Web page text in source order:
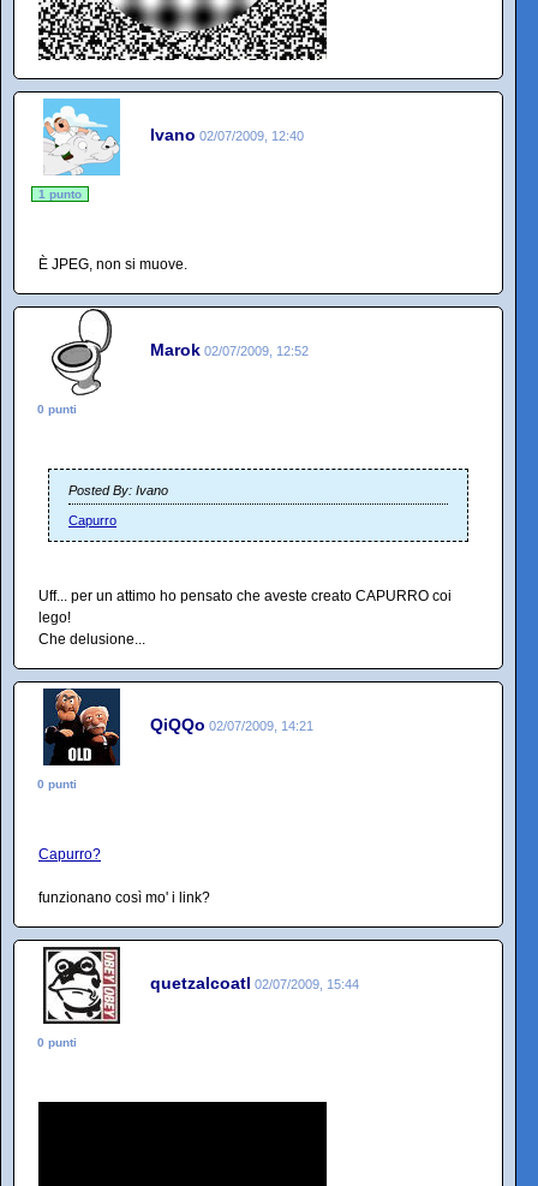
Ivano 02/07/2009, 12:40
1 punto
È JPEG, non si muove.
Marok 02/07/2009, 12:52
0 punti
Posted By: Ivano
Capurro
Uff... per un attimo ho pensato che aveste creato CAPURRO coi
lego!
Che delusione...
QiQQo 02/07/2009, 14:21
0 punti
Capurro?
funzionano così mo' i link?
quetzalcoatl 02/07/2009, 15:44
0 punti